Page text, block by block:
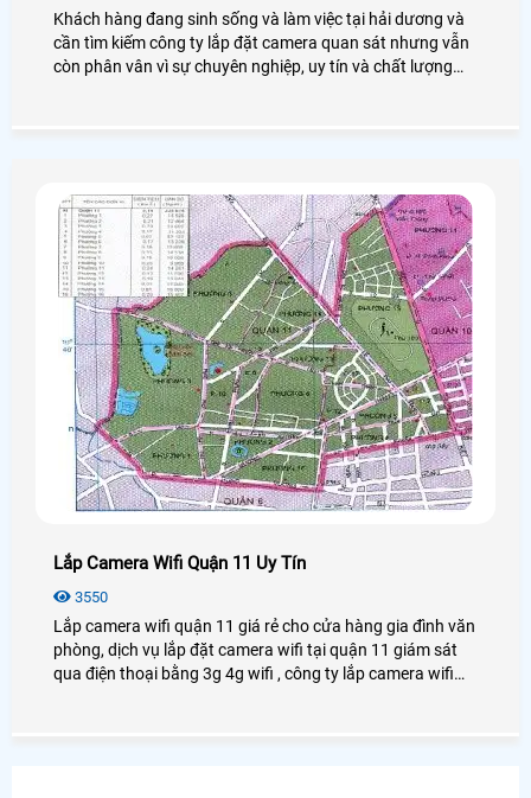
Khách hàng đang sinh sống và làm việc tại hải dương và
cần tìm kiếm công ty lắp đặt camera quan sát nhưng vẫn
còn phân vân vì sự chuyên nghiệp, uy tín và chất lượng
Lắp Camera Wifi Quận 11 Uy Tín
3550
Lắp camera wifi quận 11 giá rẻ cho cửa hàng gia đình văn
phòng, dịch vụ lắp đặt camera wifi tại quận 11 giám sát
qua điện thoại bằng 3g 4g wifi , công ty lắp camera wifi